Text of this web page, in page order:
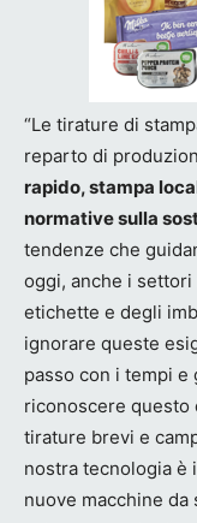
“Le tirature di
reparto di
rapido, stampa
normative sulla
tendenze che
oggi, anche i
etichette e degli
ignorare queste
passo con i tempi
riconoscere questo
tirature brevi e
nostra tecnologia è
nuove macchine